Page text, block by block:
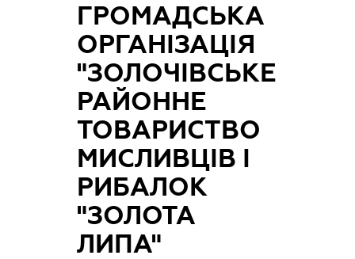
ГРОМАДСЬКА
ОРГАНІЗАЦІЯ
"ЗОЛОЧІВСЬКЕ
РАЙОННЕ
ТОВАРИСТВО
МИСЛИВЦІВ І
РИБАЛОК
"ЗОЛОТА
ЛИПА"